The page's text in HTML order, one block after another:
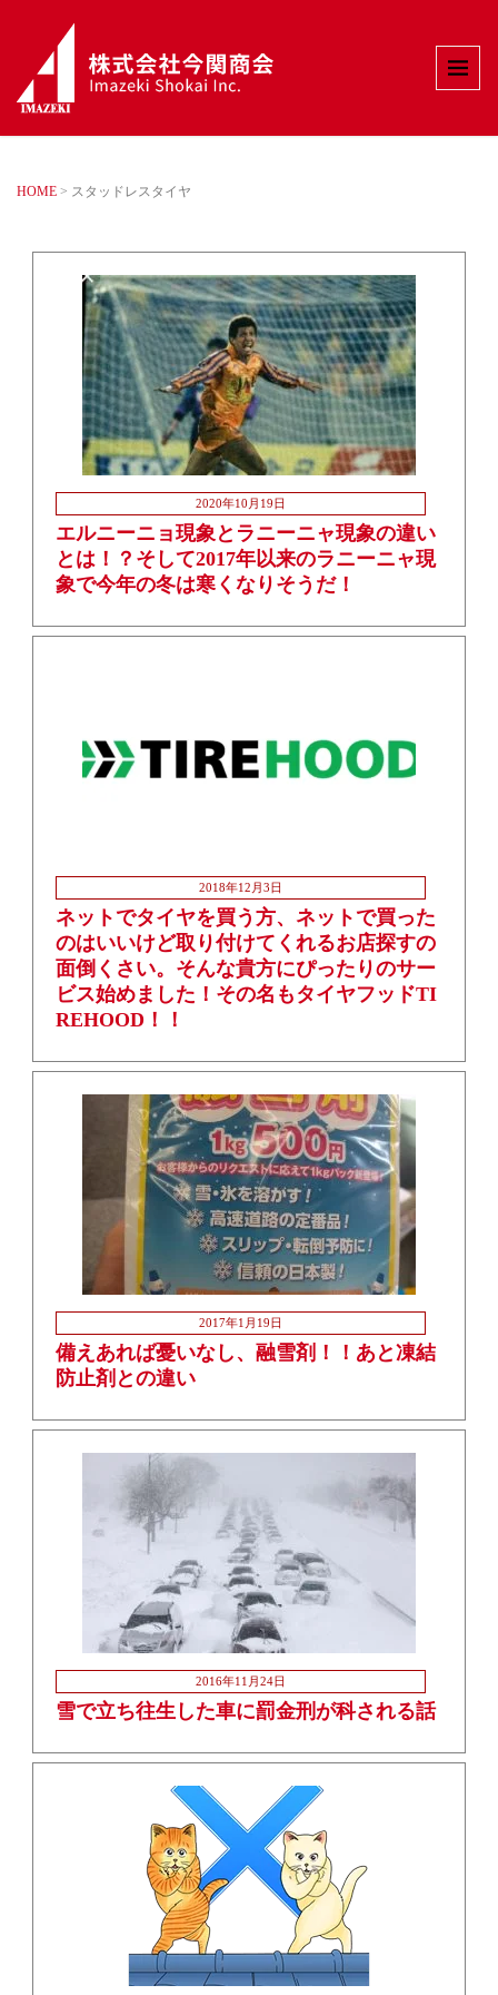
HOME > スタッドレスタイヤ
2020年10月19日
エルニーニョ現象とラニーニャ現象の違い
とは！？そして2017年以来のラニーニャ現
象で今年の冬は寒くなりそうだ！
2018年12月3日
ネットでタイヤを買う方、ネットで買った
のはいいけど取り付けてくれるお店探すの
面倒くさい。そんな貴方にぴったりのサー
ビス始めました！その名もタイヤフッドTI
REHOOD！！
2017年1月19日
備えあれば憂いなし、融雪剤！！あと凍結
防止剤との違い
2016年11月24日
雪で立ち往生した車に罰金刑が科される話